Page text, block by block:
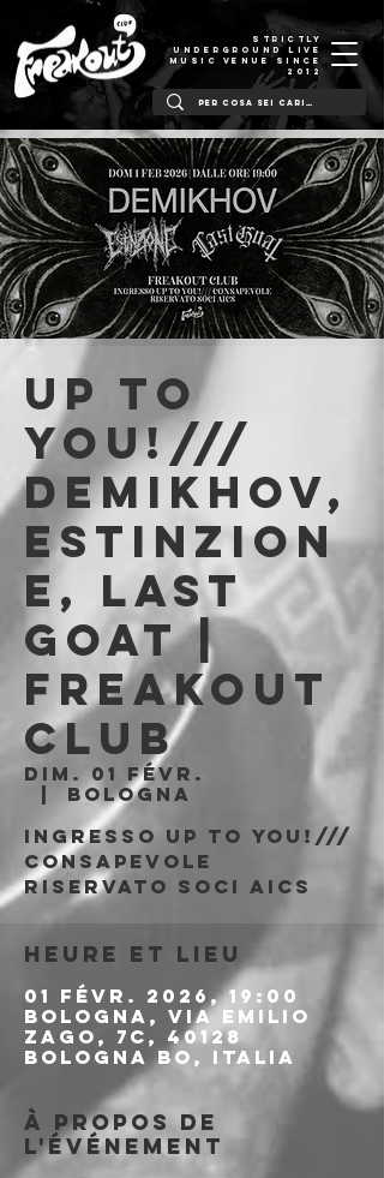
STRICTLY
UNDERGROUND LIVE
MUSIC VENUE SINCE
2012
Up to
You!///
Demikhov,
Estinzion
e, Last
Goat |
Freakout
Club
dim. 01 févr.
Bologna
Ingresso Up to You!///
consapevole
riservato soci AICS
Heure et lieu
01 févr. 2026, 19:00
Bologna, Via Emilio
Zago, 7c, 40128
Bologna BO, Italia
À propos de
l'événement